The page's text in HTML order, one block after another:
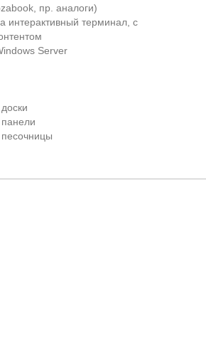
пр. аналоги)
интерактивный терминал, с
Server